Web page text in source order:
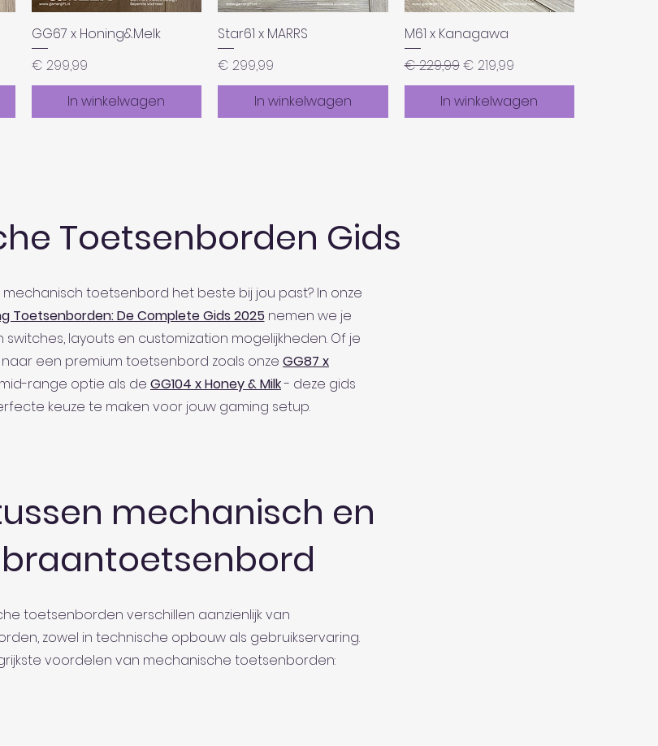
GG67 x Honing&Melk
Prijs
€ 299,99
In winkelwagen
Star61 x MARRS
Prijs
€ 299,99
In winkelwagen
M61 x Kanagawa
Normale prijs
€ 229,99Verkoopprijs
€ 219,99
In winkelwagen
Toetsenborden Gids
mechanisch toetsenbord het beste bij jou past? In onze
Toetsenborden: De Complete Gids 2025nemen we je
layouts en customization mogelijkheden. Of je
een premium toetsenbord zoals onze GG87 x
range optie als de GG104 x Honey & Milk- deze gids
keuze te maken voor jouw gaming setup.
mechanisch en
toetsenborden verschillen aanzienlijk van
zowel in technische opbouw als gebruikservaring.
voordelen van mechanische toetsenborden: